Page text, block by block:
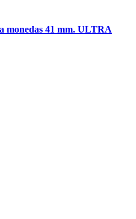
41 mm. ULTRA